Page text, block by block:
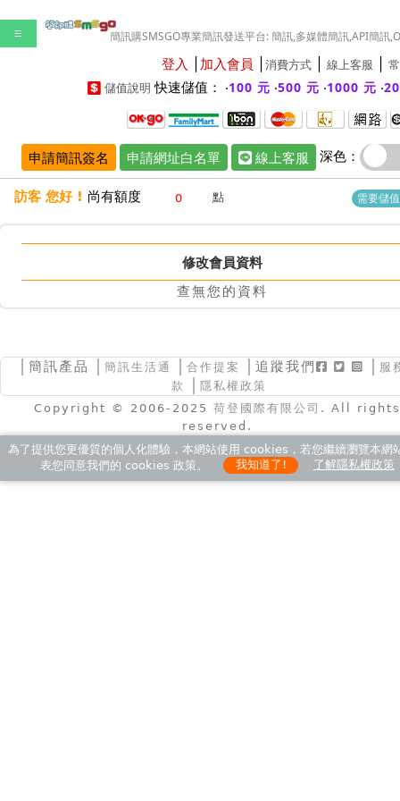
☰ 簡訊購SMSGO專業簡訊發送平台: 簡訊,多媒體簡訊,API簡訊
登入 加入會員 消費方式 線上客服
儲值說明 快速儲值： ‧100 元 ‧500 元 ‧1000 元 ‧
申請簡訊簽名 申請網址白名單 線上客服 深色：
訪客 您好 ! 尚有額度 點 需要儲
修改會員資料
查無您的資料
簡訊產品 簡訊生活通 合作提案 │追蹤我們
服
款
隱私權政策
Copyright © 2006-2025 荷登國際有限公司 . All rights
reserved.
為了提供您更優質的個人化體驗，本網站使用 cookies，若您繼續瀏覽本網
表您同意我們的 cookies 政策。
我知道了! 了解隱私權政策